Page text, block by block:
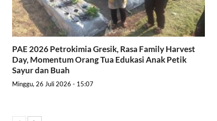
PAE 2026 Petrokimia Gresik, Rasa Family Harvest
Day, Momentum Orang Tua Edukasi Anak Petik
Sayur dan Buah
Minggu, 26 Juli 2026 - 15:07